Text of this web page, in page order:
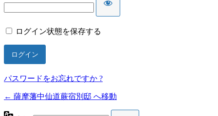
ログイン状態を保存する
パスワードをお忘れですか ?
← 薩摩藩中仙道蕨宿別邸 へ移動